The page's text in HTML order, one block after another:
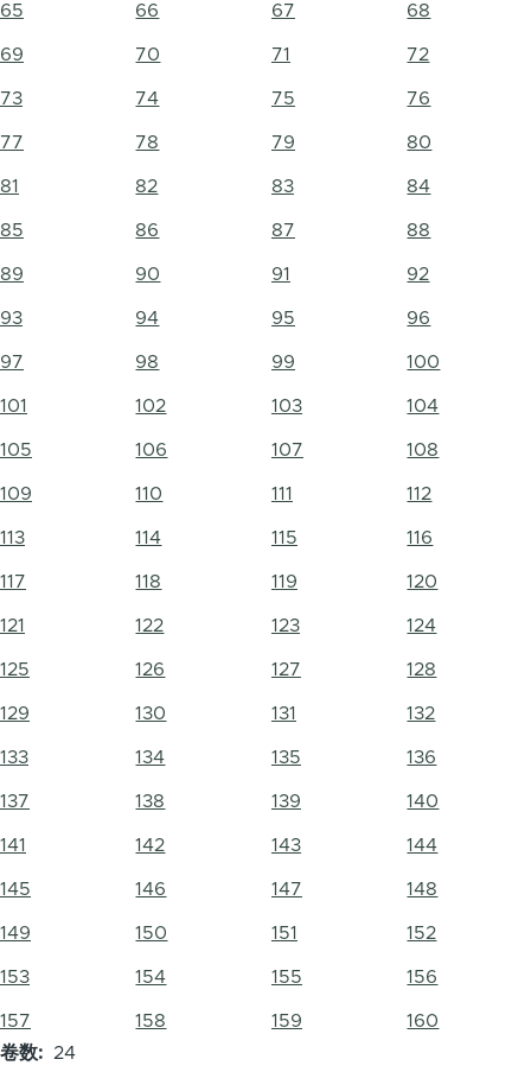
65 66 67 68
69 70 71 72
73 74 75 76
77 78 79 80
81 82 83 84
85 86 87 88
89 90 91 92
93 94 95 96
97 98 99 100
101 102 103 104
105 106 107 108
109 110 111 112
113 114 115 116
117 118 119 120
121 122 123 124
125 126 127 128
129 130 131 132
133 134 135 136
137 138 139 140
141 142 143 144
145 146 147 148
149 150 151 152
153 154 155 156
157 158 159
160
卷数
24